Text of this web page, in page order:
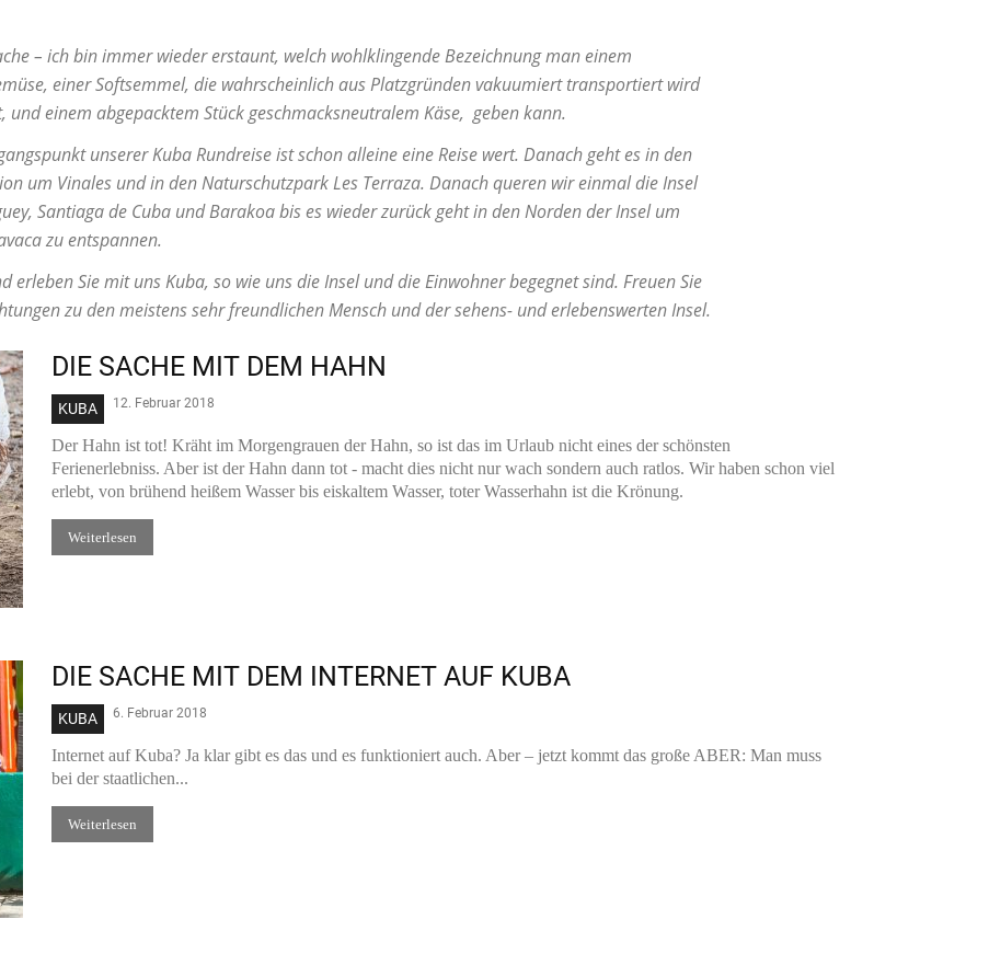
– ich bin immer wieder erstaunt, welch wohlklingende Bezeichnung man einem
einer Softsemmel, die wahrscheinlich aus Platzgründen vakuumiert transportiert wird
einem abgepacktem Stück geschmacksneutralem Käse, geben kann.
unserer Kuba Rundreise ist schon alleine eine Reise wert. Danach geht es in den
um Vinales und in den Naturschutzpark Les Terraza. Danach queren wir einmal die Insel
Santiaga de Cuba und Barakoa bis es wieder zurück geht in den Norden der Insel um
zu entspannen.
erleben Sie mit uns Kuba, so wie uns die Insel und die Einwohner begegnet sind. Freuen Sie
zu den meistens sehr freundlichen Mensch und der sehens- und erlebenswerten Insel.
DIE SACHE MIT DEM HAHN
KUBA 12. Februar 2018
Der Hahn ist tot! Kräht im Morgengrauen der Hahn, so ist das im Urlaub nicht eines der schönsten
Ferienerlebniss. Aber ist der Hahn dann tot - macht dies nicht nur wach sondern auch ratlos. Wir haben schon viel
erlebt, von brühend heißem Wasser bis eiskaltem Wasser, toter Wasserhahn ist die Krönung.
Weiterlesen
DIE SACHE MIT DEM INTERNET AUF KUBA
KUBA 6. Februar 2018
Internet auf Kuba? Ja klar gibt es das und es funktioniert auch. Aber – jetzt kommt das große ABER: Man muss
bei der staatlichen...
Weiterlesen